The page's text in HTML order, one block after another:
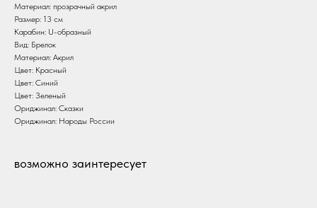
Материал: прозрачный акрил
Размер: 13 см
Карабин: U-образный
Вид: Брелок
Материал: Акрил
Цвет: Красный
Цвет: Синий
Цвет: Зеленый
Ориджинал: Сказки
Ориджинал: Народы России
возможно заинтересует